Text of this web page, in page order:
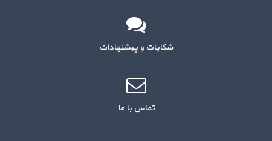
شکایات و پیشنهادات
تماس با ما